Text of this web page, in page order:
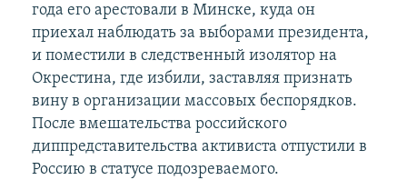
года его арестовали в Минске, куда он
приехал наблюдать за выборами президента,
и поместили в следственный изолятор на
Окрестина, где избили, заставляя признать
вину в организации массовых беспорядков.
После вмешательства российского
диппредставительства активиста отпустили в
Россию в статусе подозреваемого.